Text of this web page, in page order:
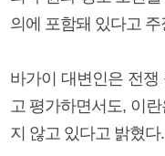
의에 포함돼 있다고 주
바가이 대변인은 전
고 평가하면서도, 이
지 않고 있다고 밝혔다.